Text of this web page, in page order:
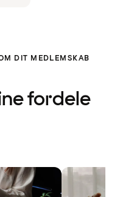
DIT MEDLEMSKAB
fordele